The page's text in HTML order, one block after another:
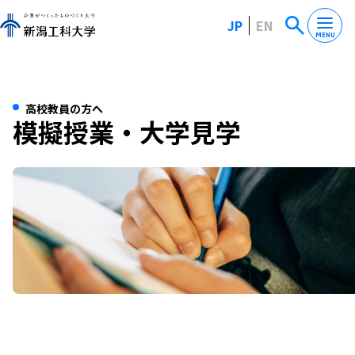
JP EN MENU
高校教員の方へ
模擬授業・大学見学